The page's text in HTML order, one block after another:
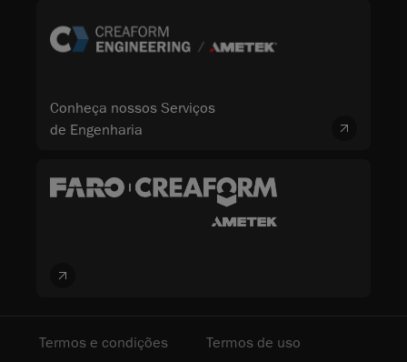
Conheça nossos Serviços
de Engenharia
Termos e condições
Termos de uso